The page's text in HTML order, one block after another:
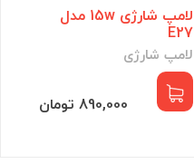
لامپ شارژی 15w مدل
E27
لامپ شارژی
890,000 تومان